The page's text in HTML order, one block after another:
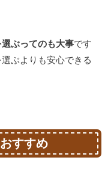
ぶってのも大事です
ぶよりも安心できる
すすめ